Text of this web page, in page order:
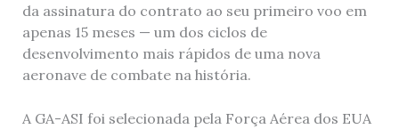
da assinatura do contrato ao seu primeiro voo em
apenas 15 meses — um dos ciclos de
desenvolvimento mais rápidos de uma nova
aeronave de combate na história.
A GA-ASI foi selecionada pela Força Aérea dos EUA